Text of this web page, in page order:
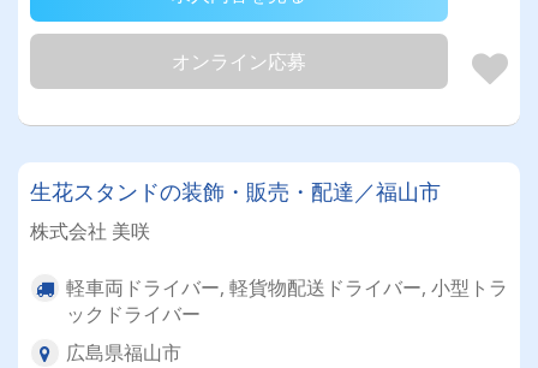
オンライン応募
生花スタンドの装飾・販売・配達／福山市
株式会社 美咲
軽車両ドライバー, 軽貨物配送ドライバー, 小型トラ
ックドライバー
広島県福山市